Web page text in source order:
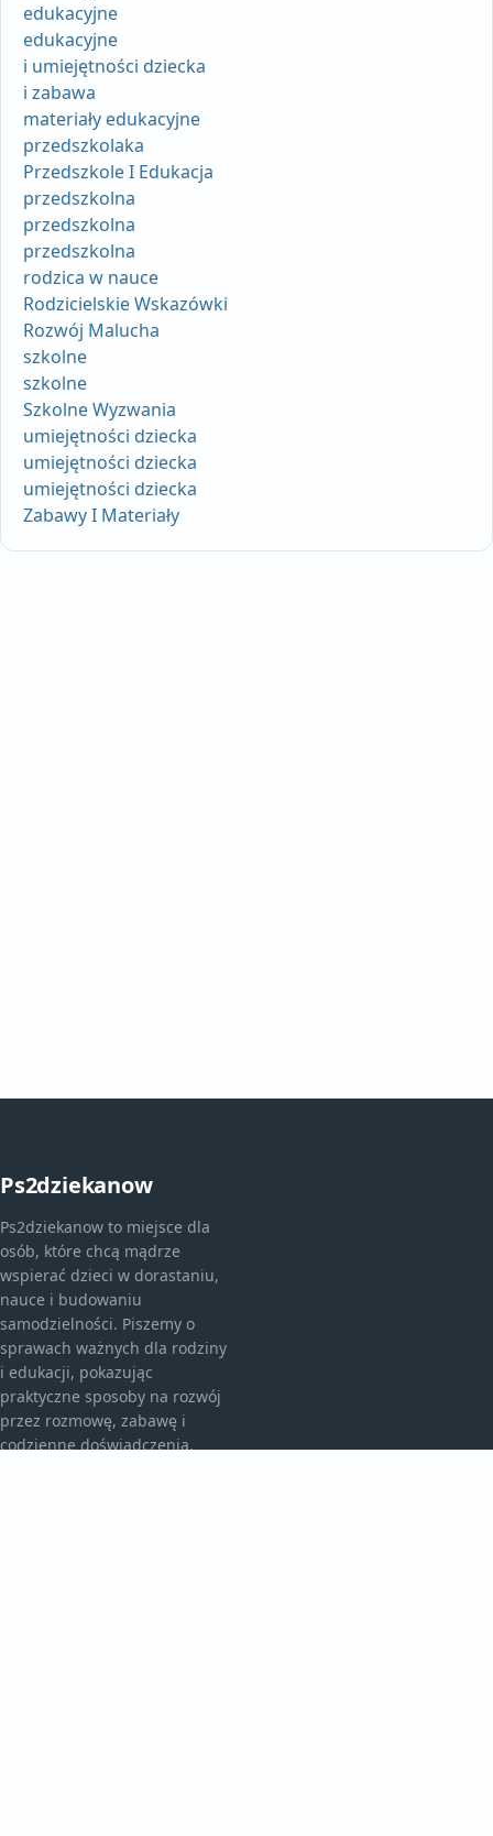
edukacyjne
edukacyjne
i umiejętności dziecka
i zabawa
materiały edukacyjne
przedszkolaka
Przedszkole I Edukacja
przedszkolna
przedszkolna
przedszkolna
rodzica w nauce
Rodzicielskie Wskazówki
Rozwój Malucha
szkolne
szkolne
Szkolne Wyzwania
umiejętności dziecka
umiejętności dziecka
umiejętności dziecka
Zabawy I Materiały
Ps2dziekanow
Ps2dziekanow to miejsce dla
osób, które chcą mądrze
wspierać dzieci w dorastaniu,
nauce i budowaniu
samodzielności. Piszemy o
sprawach ważnych dla rodziny
i edukacji, pokazując
praktyczne sposoby na rozwój
przez rozmowę, zabawę i
codzienne doświadczenia.